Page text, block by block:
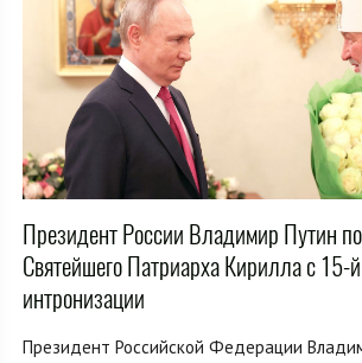
Президент России Владимир Путин
Святейшего Патриарха Кирилла с 15-
интронизации
Президент Российской Федерации